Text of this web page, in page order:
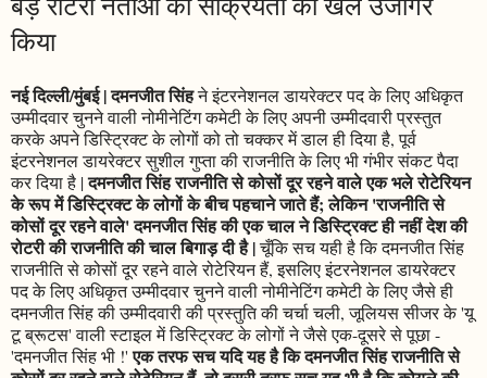
किया
नई दिल्ली/मुंबई | दमनजीत सिंहने इंटरनेशनल डायरेक्टर पद के लिए अधिकृत
उम्मीदवार चुनने वाली नोमीनेटिंग कमेटी के लिए अपनी उम्मीदवारी प्रस्तुत
करके अपने डिस्ट्रिक्ट के लोगों को तो चक्कर में डाल ही दिया है, पूर्व
इंटरनेशनल डायरेक्टर सुशील गुप्ता की राजनीति के लिए भी गंभीर संकट पैदा
कर दिया है |दमनजीत सिंह राजनीति से कोसों दूर रहने वाले एक भले रोटेरियन
के रूप में डिस्ट्रिक्ट के लोगों के बीच पहचाने जाते हैं; लेकिन 'राजनीति से
कोसों दूर रहने वाले' दमनजीत सिंह की एक चाल ने डिस्ट्रिक्ट ही नहीं देश की
रोटरी की राजनीति की चाल बिगाड़ दी है |चूँकि सच यही है कि दमनजीत सिंह
राजनीति से कोसों दूर रहने वाले रोटेरियन हैं, इसलिए इंटरनेशनल डायरेक्टर
पद के लिए अधिकृत उम्मीदवार चुनने वाली नोमीनेटिंग कमेटी के लिए जैसे ही
दमनजीत सिंह की उम्मीदवारी की प्रस्तुति की चर्चा चली, जूलियस सीजर के 'यू
टू ब्रूटस' वाली स्टाइल में डिस्ट्रिक्ट के लोगों ने जैसे एक-दूसरे से पूछा -
'दमनजीत सिंह भी !'एक तरफ सच यदि यह है कि दमनजीत सिंह राजनीति से